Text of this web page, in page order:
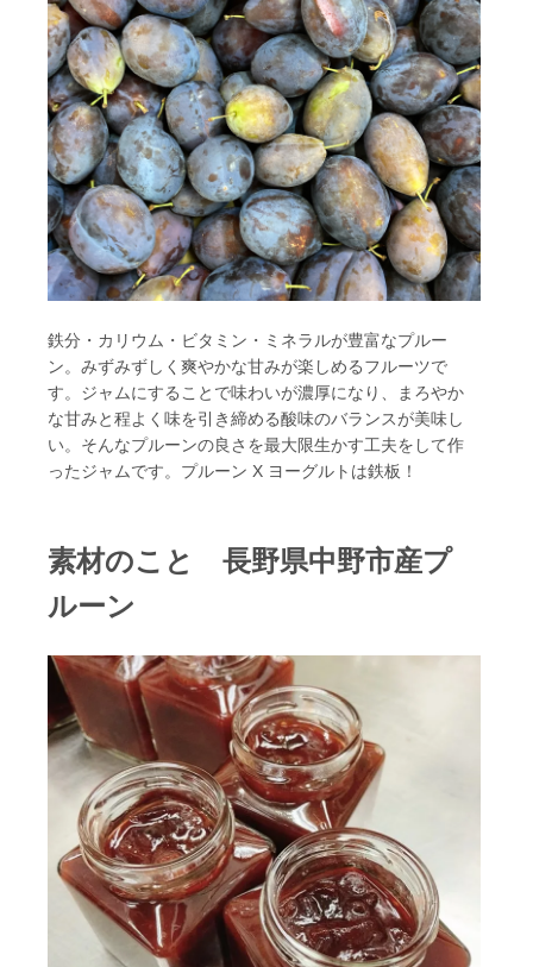
鉄分・カリウム・ビタミン・ミネラルが豊富なプルー
ン。みずみずしく爽やかな甘みが楽しめるフルーツで
す。ジャムにすることで味わいが濃厚になり、まろやか
な甘みと程よく味を引き締める酸味のバランスが美味し
い。そんなプルーンの良さを最大限生かす工夫をして作
ったジャムです。プルーン X ヨーグルトは鉄板！
素材のこと 長野県中野市産プ
ルーン